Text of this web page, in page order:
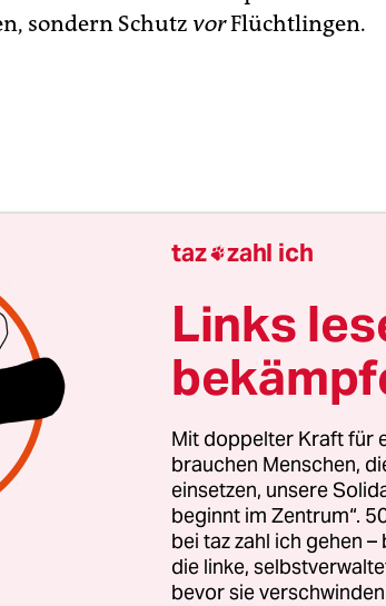
sondern Schutz vorFlüchtlingen.
aus, dass nur jede dritte
sind allein im Umkreis der
15 Jahren 13.000 bis 15.000
damit das größte Massengrab
taz zahl ich
Links
Mit doppelter Kraft für
brauchen Menschen,
einsetzen, unsere
beginnt im Zentrum“.
bei taz zahl ich gehen
die linke,
bevor sie